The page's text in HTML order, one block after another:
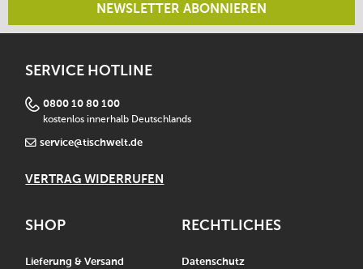
NEWSLETTER ABONNIEREN
SERVICE HOTLINE
0800 10 80 100
kostenlos innerhalb Deutschlands
service@tischwelt.de
VERTRAG WIDERRUFEN
SHOP
Lieferung & Versand
RECHTLICHES
Datenschutz